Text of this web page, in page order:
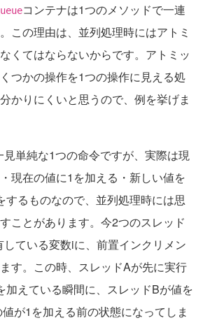
コンテナは1つのメソッドで一連
この理由は、並列処理時にはアトミ
くてはならないからです。アトミッ
つかの操作を1つの操作に見える処
かりにくいと思うので、例を挙げま
単純な1つの命令ですが、実際は現
現在の値に1を加える・新しい値を
するものなので、並列処理時には思
ことがあります。今2つのスレッド
ている変数iに、前置インクリメン
す。この時、スレッドAが先に実行
加えている瞬間に、スレッドBが値を
が1を加える前の状態になってしま